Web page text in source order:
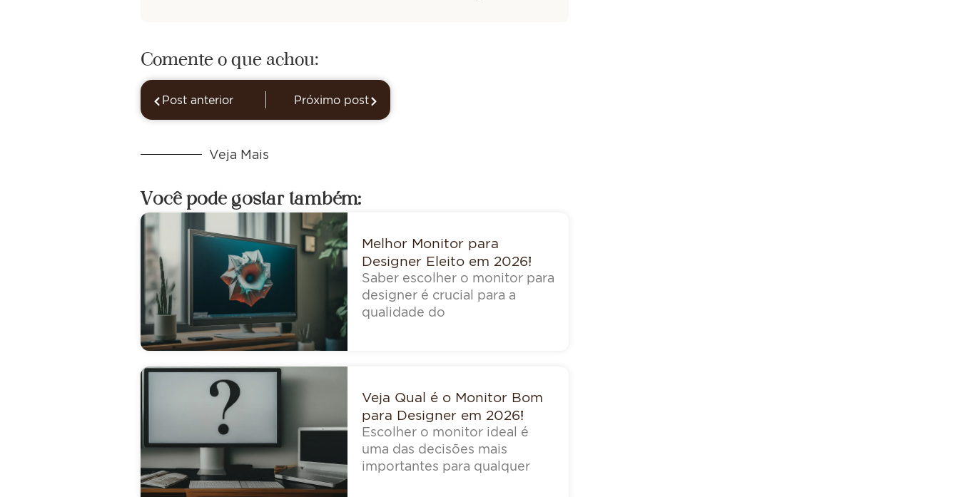
Comente o que achou:
Post anterior Próximo post
Veja Mais
Você pode gostar também:
Melhor Monitor para
Designer Eleito em 2026!
Saber escolher o monitor para
designer é crucial para a
qualidade do
Veja Qual é o Monitor Bom
para Designer em 2026!
Escolher o monitor ideal é
uma das decisões mais
importantes para qualquer